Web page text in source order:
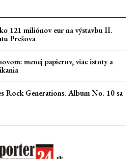
121 miliónov eur na výstavbu II.
Prešova
menej papierov, viac istoty a
Rock Generations. Album No. 10 sa